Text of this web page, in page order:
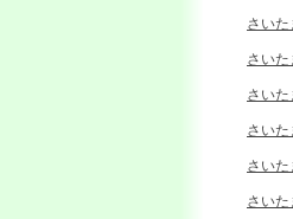
さい
さい
さい
さい
さい
さい